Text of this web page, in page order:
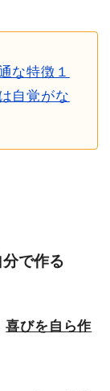
な特徴１
自覚がな
で作る
喜びを自ら作